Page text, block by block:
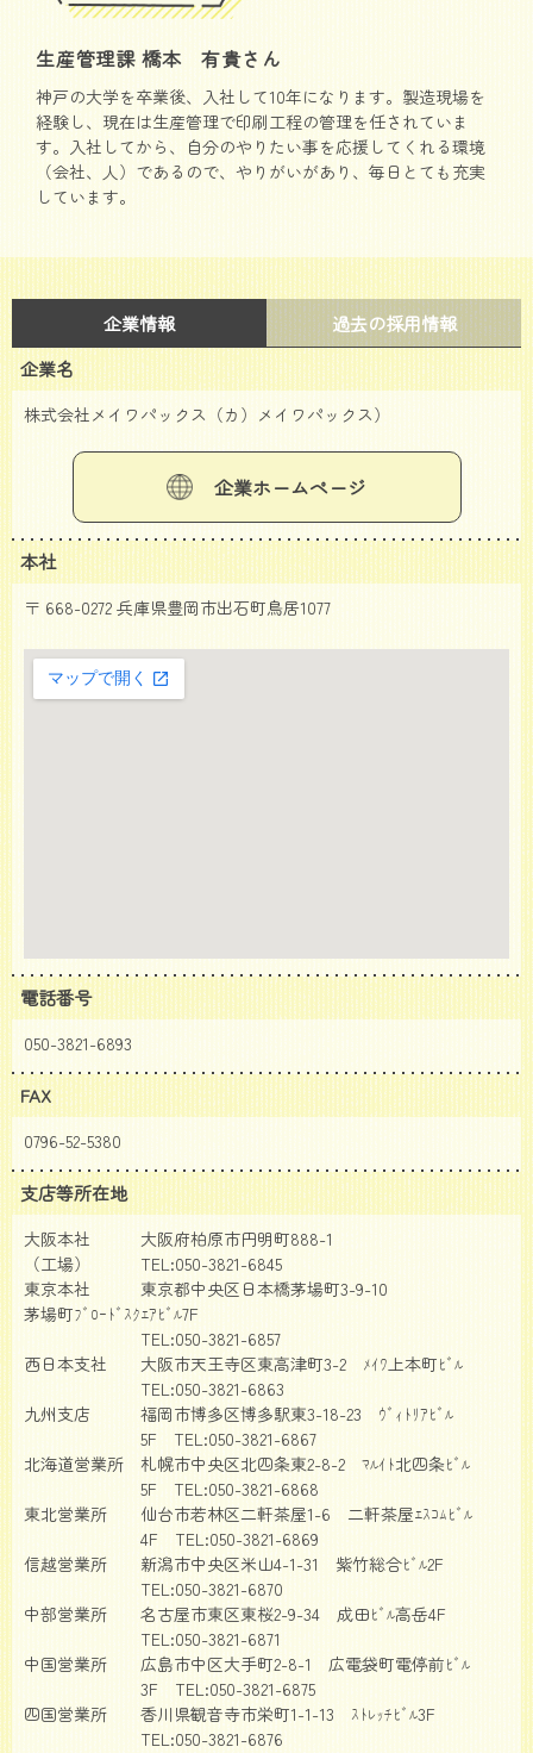
生産管理課 橋本 有貴さん
神戸の大学を卒業後、入社して10年になります。製造現場を
経験し、現在は生産管理で印刷工程の管理を任されていま
す。入社してから、自分のやりたい事を応援してくれる環境
（会社、人）であるので、やりがいがあり、毎日とても充実
しています。
企業情報
過去の採用情報
企業名
株式会社メイワパックス（カ）メイワパックス）
企業ホームページ
本社
〒 668-0272 兵庫県豊岡市出石町鳥居1077
電話番号
050-3821-6893
FAX
0796-52-5380
支店等所在地
大阪本社 大阪府柏原市円明町888-1
（工場） TEL:050-3821-6845
東京本社 東京都中央区日本橋茅場町3-9-10
茅場町ﾌﾞﾛｰﾄﾞｽｸｴｱﾋﾞﾙ7F
TEL:050-3821-6857
西日本支社 大阪市天王寺区東高津町3-2 ﾒｲﾜ上本町ﾋﾞﾙ
TEL:050-3821-6863
九州支店 福岡市博多区博多駅東3-18-23 ｳﾞｨﾄﾘｱﾋﾞﾙ
5F TEL:050-3821-6867
北海道営業所 札幌市中央区北四条東2-8-2 ﾏﾙｲﾄ北四条ﾋﾞﾙ
5F TEL:050-3821-6868
東北営業所 仙台市若林区二軒茶屋1-6 二軒茶屋ｴｽｺﾑﾋﾞﾙ
4F TEL:050-3821-6869
信越営業所 新潟市中央区米山4-1-31 紫竹総合ﾋﾞﾙ2F
TEL:050-3821-6870
中部営業所 名古屋市東区東桜2-9-34 成田ﾋﾞﾙ高岳4F
TEL:050-3821-6871
中国営業所 広島市中区大手町2-8-1 広電袋町電停前ﾋﾞﾙ
3F TEL:050-3821-6875
四国営業所 香川県観音寺市栄町1-1-13 ｽﾄﾚｯﾁﾋﾞﾙ3F
TEL:050-3821-6876